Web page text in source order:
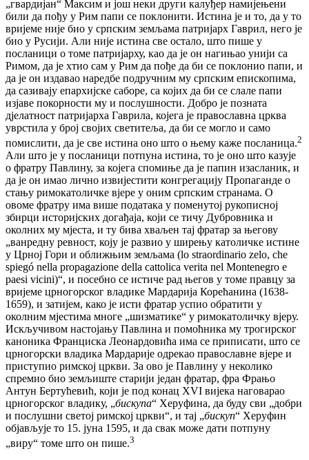
„гвардијан“ Максим и још неки други калуђер намијењени
били да пођу у Рим папи се поклонити. Истина је и то, да у то
вријеме није био у српским земљама патријарх Гаврил, него је
био у Русији. Али није истина све остало, што пише у
посланици о томе патријарху, као да је он нагињао унији са
Римом, да је хтио сам у Рим да пође да би се поклонио папи, и
да је он издавао наредбе подручним му српским епископима,
да сазивају епархијске саборе, са којих да би се слале папи
изјаве покорности му и послушности. Добро је позната
дјелатност патријарха Гаврила, којега је православна црква
уврстила у број својих светитеља, да би се могло и само
помислити, да је све истина оно што о њему каже посланица.2
Али што је у посланици потпуна истина, то је оно што казује
о фратру Павлину, за којега спомиње да је папин изасланик, и
да је он имао лично извијестити конгрегацију Пропаганде о
стању римокатоличке вјере у оним српским странама. О
овоме фратру има више података у поменутој рукописној
збирци историјских догађаја, који се тичу Дубровника и
околних му мјеста, и ту бива хваљен тај фратар за његову
„ванредну ревност, коју је развио у ширењу католичке истине
у Црној Гори и оближњим земљама (lo straordinario zelo, che
spiegó nella propagazione della cattolica verita nel Montenegro e
paesi vicini)“, и посебно ce истиче рад његов у томе правцу за
вријеме црногорског владике Мардарија Корећанина (1638-
1659), и затијем, како је исти фратар успио обратити у
околним мјестима многе „шизматике“ у римокатоличку вјеру.
Искључивом настојању Павлина и помоћника му трогирског
каноника Франциска Леонардовића има се приписати, што се
црногорски владика Мардарије одрекао православне вјере и
приступио римској цркви. За ово је Павлину у неколико
спремио био земљиште старији један фратар, фра Фрањо
Антун Бертућевић, који је под конац XVI вијека наговарао
црногорског владику, „бискупа“ Херуфина, да буду сви „добри
и послушни светој римској цркви“, и тај „бискуп“ Херуфин
објављује то 15. јуна 1595, и да свак може дати потпуну
„виру“ томе што он пише.3